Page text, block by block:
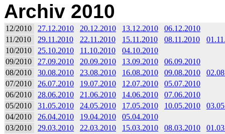
Archiv 2010
12/2010 27.12.2010 20.12.2010 13.12.2010
06.12.2010
11/2010
29.11.2010 22.11.2010 15.11.2010 08.11.2010
10/2010
25.10.2010 11.10.2010
04.10.2010
09/2010
27.09.2010 20.09.2010 13.09.2010
06.09.2010
08/2010
30.08.2010 23.08.2010 16.08.2010 09.08.2010
07/2010
26.07.2010 19.07.2010 12.07.2010
05.07.2010
06/2010
28.06.2010 21.06.2010 14.06.2010
07.06.2010
05/2010
31.05.2010 24.05.2010 17.05.2010 10.05.2010
04/2010
26.04.2010 19.04.2010
05.04.2010
03/2010
29.03.2010 22.03.2010 15.03.2010 08.03.2010